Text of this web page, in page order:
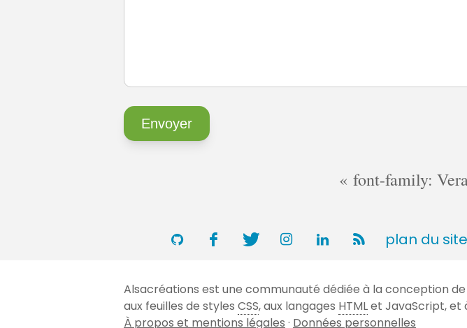
font-family:
plan du site
Alsacréations est une communauté dédiée à la conception
aux feuilles de styles CSS, aux langages HTMLet JavaScript, et
À propos et mentions légales · Données personnelles